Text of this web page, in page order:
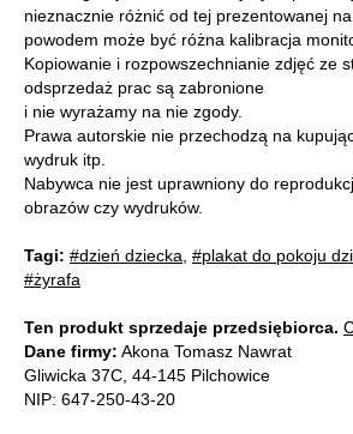
nieznacznie różnić od tej prezentowanej na
powodem może być różna kalibracja
Kopiowanie i rozpowszechnianie zdjęć ze
odsprzedaż prac są zabronione
i nie wyrażamy na nie zgody.
Prawa autorskie nie przechodzą na
wydruk itp.
Nabywca nie jest uprawniony do
obrazów czy wydruków.
Tagi: #dzień dziecka #plakat do pokoju
#żyrafa
Ten produkt sprzedaje przedsiębiorca.
Dane firmy: Akona Tomasz Nawrat
Gliwicka 37C, 44-145 Pilchowice
NIP: 647-250-43-20